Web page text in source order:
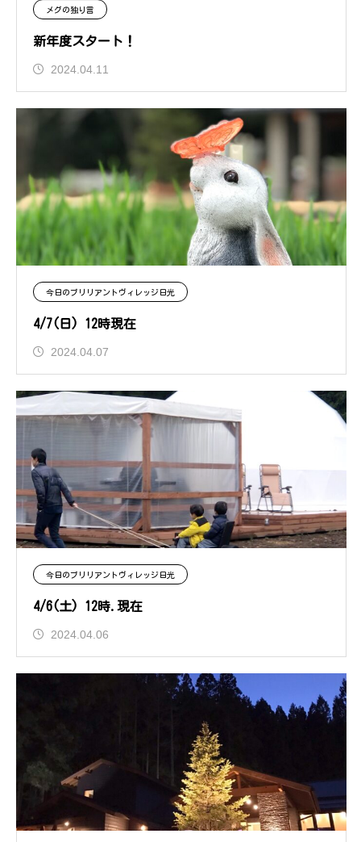
メグの独り言
新年度スタート！
2024.04.11
今日のブリリアントヴィレッジ日光
4/7(日) 12時現在
2024.04.07
今日のブリリアントヴィレッジ日光
4/6(土) 12時.現在
2024.04.06